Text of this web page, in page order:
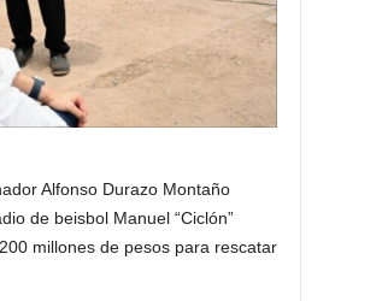
Alfonso Durazo Montaño
de beisbol Manuel “Ciclón”
millones de pesos para rescatar